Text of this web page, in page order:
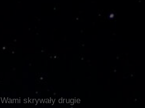
skrywały drugie